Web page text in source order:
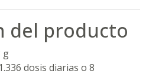
del producto
g
dosis diarias o 8